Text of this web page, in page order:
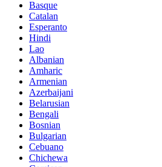
Basque
Catalan
Esperanto
Hindi
Lao
Albanian
Amharic
Armenian
Azerbaijani
Belarusian
Bengali
Bosnian
Bulgarian
Cebuano
Chichewa